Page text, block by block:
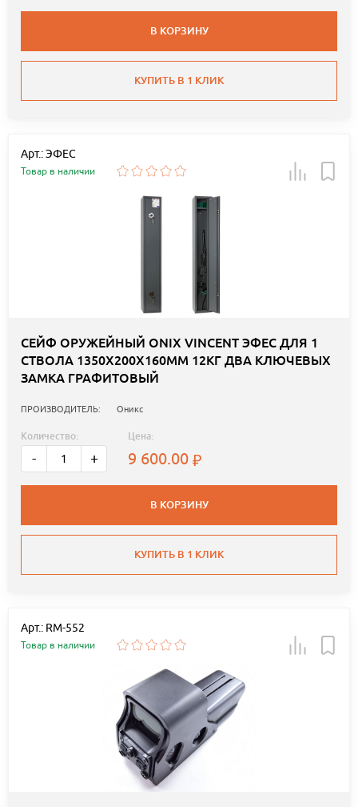
В КОРЗИНУ
КУПИТЬ В 1 КЛИК
Арт.: ЭФЕС
Товар в наличии
СЕЙФ ОРУЖЕЙНЫЙ ONIX VINCENT ЭФЕС ДЛЯ 1
СТВОЛА 1350Х200Х160ММ 12КГ ДВА КЛЮЧЕВЫХ
ЗАМКА ГРАФИТОВЫЙ
ПРОИЗВОДИТЕЛЬ: Оникс
Количество:
- +
Цена:
9 600.00
В КОРЗИНУ
КУПИТЬ В 1 КЛИК
Арт.: RM-552
Товар в наличии